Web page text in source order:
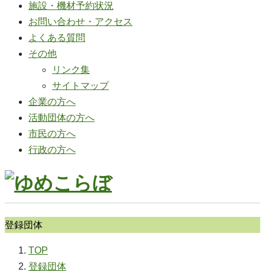
施設・機材予約状況
お問い合わせ・アクセス
よくある質問
その他
リンク集
サイトマップ
企業の方へ
活動団体の方へ
市民の方へ
行政の方へ
登録団体
TOP
登録団体